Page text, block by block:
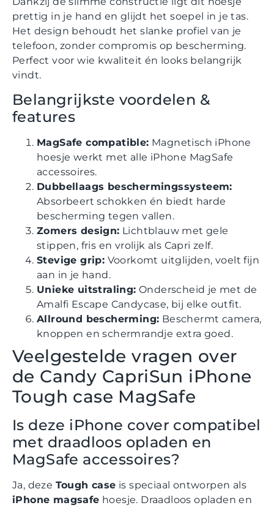
prettig in je hand en glijdt het soepel in je tas.
Het design behoudt het slanke profiel van je
telefoon, zonder compromis op bescherming.
Perfect voor wie kwaliteit én looks belangrijk
vindt.
Belangrijkste voordelen &
features
MagSafe compatible: Magnetisch iPhone
hoesje werkt met alle iPhone MagSafe
accessoires.
Dubbellaags beschermingssysteem:
Absorbeert schokken én biedt harde
bescherming tegen vallen.
Zomers design: Lichtblauw met gele
stippen, fris en vrolijk als Capri zelf.
Stevige grip: Voorkomt uitglijden, voelt fijn
aan in je hand.
Unieke uitstraling: Onderscheid je met de
Amalfi Escape Candycase, bij elke outfit.
Allround bescherming: Beschermt camera,
knoppen en schermrandje extra goed.
Veelgestelde vragen over
de Candy CapriSun iPhone
Tough case MagSafe
Is deze iPhone cover compatibel
met draadloos opladen en
MagSafe accessoires?
Ja, deze Tough case is speciaal ontworpen als
iPhone magsafe hoesje. Draadloos opladen en